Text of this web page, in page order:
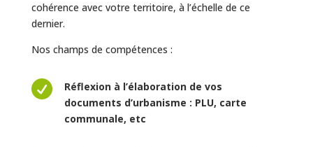
cohérence avec votre territoire, à l’échelle de ce
dernier.
Nos champs de compétences :

Réflexion à l’élaboration de vos
documents d’urbanisme : PLU, carte
communale, etc